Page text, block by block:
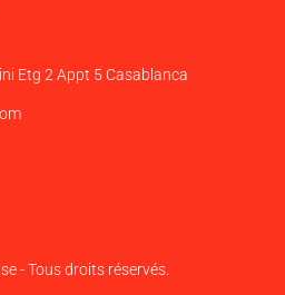
Etg 2 Appt 5 Casablanca
- Tous droits réservés.